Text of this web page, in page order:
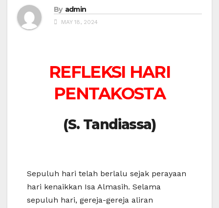
By admin
MAY 18, 2024
REFLEKSI HARI
PENTAKOSTA
(S. Tandiassa)
Sepuluh hari telah berlalu sejak perayaan
hari kenaikkan Isa Almasih. Selama
sepuluh hari, gereja-gereja aliran